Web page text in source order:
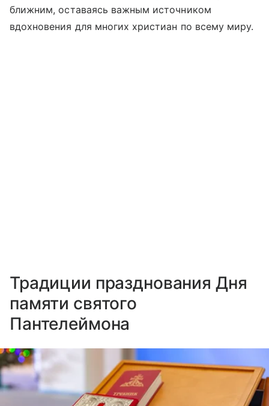
ближним, оставаясь важным источником
вдохновения для многих христиан по всему миру.
Традиции празднования Дня
памяти святого
Пантелеймона